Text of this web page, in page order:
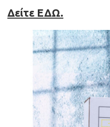
Δείτε ΕΔΩ.